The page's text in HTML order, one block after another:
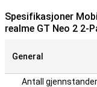
Spesifikasjoner
realme GT Neo 2 2-
General
Antall